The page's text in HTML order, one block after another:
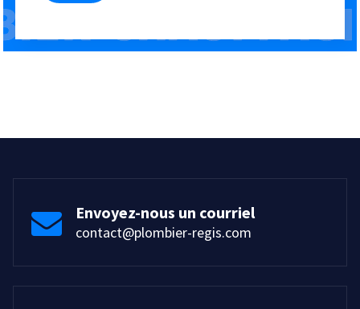
Envoyez-nous un courriel
contact@plombier-regis.com